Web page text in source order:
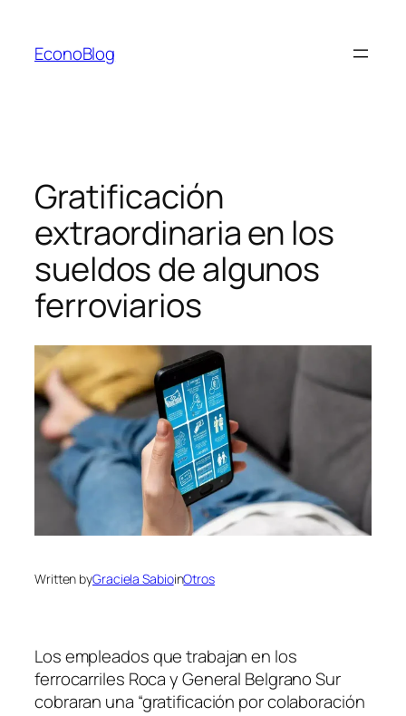
contenido
EconoBlog
Gratificación
extraordinaria en los
sueldos de algunos
ferroviarios
Written byGraciela SabioinOtros
Los empleados que trabajan en los
ferrocarriles Roca y General Belgrano Sur
cobraran una “gratificación por colaboración